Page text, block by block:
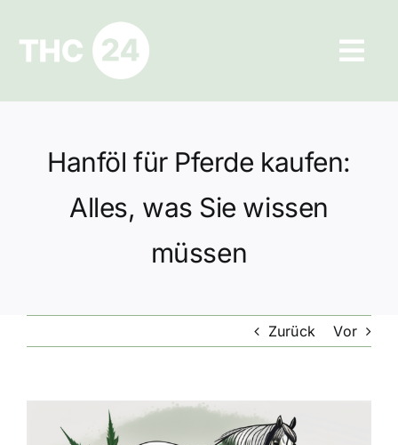
springen
Ratgeber
Hilfe und Kontakt
Datenschutz
Hanföl für Pferde kaufen:
Alles, was Sie wissen
müssen
Zurück Vor
grösseres